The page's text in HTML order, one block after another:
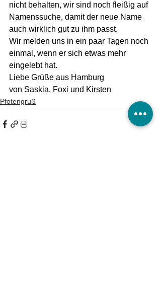
nicht behalten, wir sind noch fleißig auf
Namenssuche, damit der neue Name
auch wirklich gut zu ihm passt.
Wir melden uns in ein paar Tagen noch
einmal, wenn er sich etwas mehr
eingelebt hat.
Liebe Grüße aus Hamburg
von Saskia, Foxi und Kirsten
Pfotengruß